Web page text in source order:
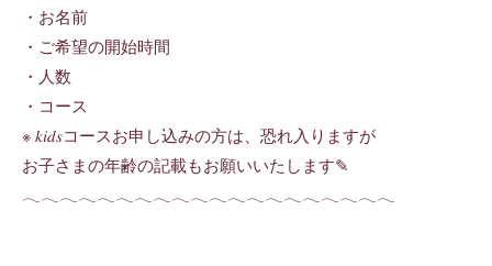
・お名前
・ご希望の開始時間
・人数
・コース
※ 𝑘𝑖𝑑𝑠コースお申し込みの方は、恐れ入りますが
お子さまの年齢の記載もお願いいたします✎
𓂃𓂃𓂃𓂃𓂃𓂃𓂃𓂃𓂃𓂃𓂃𓂃𓂃𓂃𓂃𓂃𓂃𓂃𓂃𓂃